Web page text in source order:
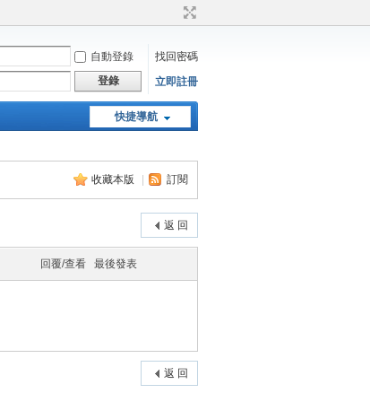
自動登錄
找回密碼
登錄 立即註冊
快捷導航
收藏本版 訂閱
返 回
回覆/查看 最後發表
返 回